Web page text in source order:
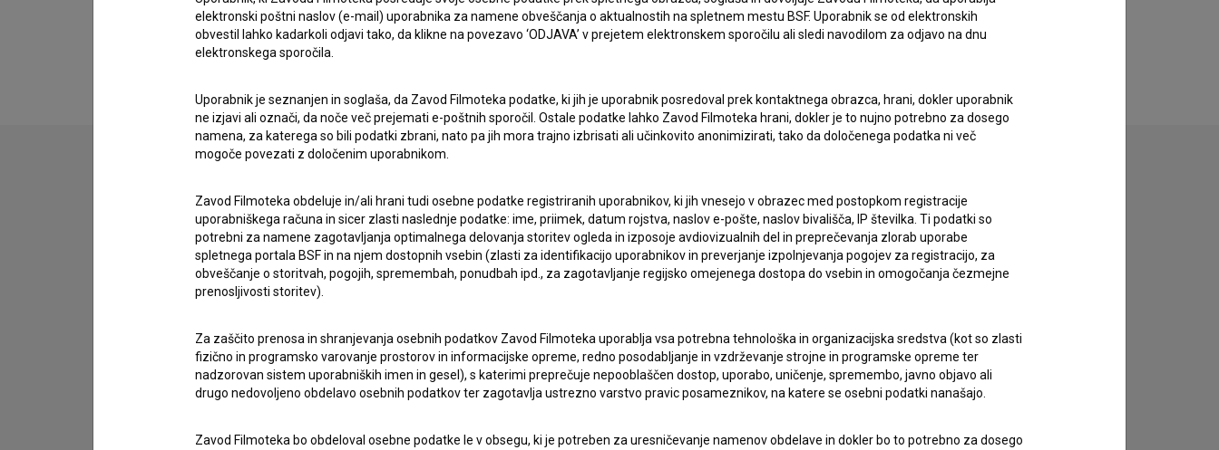
Snemalne lokacije
Stik z uredništvom
Spoštovani, s pomočjo spodnjega obrazca lahko stopite v stik z uredništvom Baze slovenskih filmov. Veseli bomo vaših odzivov.
imam vprašanje
prijavljam napako
elektronski poštni naslov (e-mail) uporabnika za namene obveščanja o aktualnostih na spletnem mestu BSF. Uporabnik se od elektronskih
obvestil lahko kadarkoli odjavi tako, da klikne na povezavo ‘ODJAVA’ v prejetem elektronskem sporočilu ali sledi navodilom za odjavo na dnu
elektronskega sporočila.
Uporabnik je seznanjen in soglaša, da Zavod Filmoteka podatke, ki jih je uporabnik posredoval prek kontaktnega obrazca, hrani, dokler uporabnik
ne izjavi ali označi, da noče več prejemati e-poštnih sporočil. Ostale podatke lahko Zavod Filmoteka hrani, dokler je to nujno potrebno za dosego
namena, za katerega so bili podatki zbrani, nato pa jih mora trajno izbrisati ali učinkovito anonimizirati, tako da določenega podatka ni več
mogoče povezati z določenim uporabnikom.
Zavod Filmoteka obdeluje in/ali hrani tudi osebne podatke registriranih uporabnikov, ki jih vnesejo v obrazec med postopkom registracije
uporabniškega računa in sicer zlasti naslednje podatke: ime, priimek, datum rojstva, naslov e-pošte, naslov bivališča, IP številka. Ti podatki so
potrebni za namene zagotavljanja optimalnega delovanja storitev ogleda in izposoje avdiovizualnih del in preprečevanja zlorab uporabe
spletnega portala BSF in na njem dostopnih vsebin (zlasti za identifikacijo uporabnikov in preverjanje izpolnjevanja pogojev za registracijo, za
obveščanje o storitvah, pogojih, spremembah, ponudbah ipd., za zagotavljanje regijsko omejenega dostopa do vsebin in omogočanja čezmejne
prenosljivosti storitev).
Za zaščito prenosa in shranjevanja osebnih podatkov Zavod Filmoteka uporablja vsa potrebna tehnološka in organizacijska sredstva (kot so zlasti
fizično in programsko varovanje prostorov in informacijske opreme, redno posodabljanje in vzdrževanje strojne in programske opreme ter
nadzorovan sistem uporabniških imen in gesel), s katerimi preprečuje nepooblaščen dostop, uporabo, uničenje, spremembo, javno objavo ali
drugo nedovoljeno obdelavo osebnih podatkov ter zagotavlja ustrezno varstvo pravic posameznikov, na katere se osebni podatki nanašajo.
Zavod Filmoteka bo obdeloval osebne podatke le v obsegu, ki je potreben za uresničevanje namenov obdelave in dokler bo to potrebno za dosego